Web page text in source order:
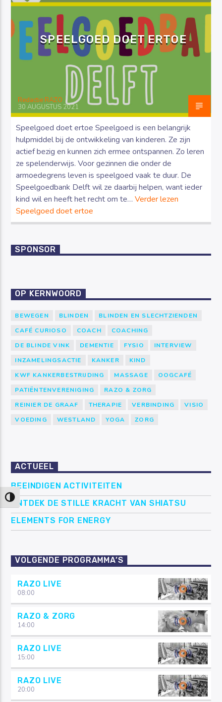
Keuze voor hoog contrast
Luister RAZO online
SPEELGOED DOET ERTOE
Redactie RAZO
30 AUGUSTUS 2021
Speelgoed doet ertoe Speelgoed is een belangrijk
hulpmiddel bij de ontwikkeling van kinderen. Ze zijn
actief bezig en kunnen zich ermee ontspannen. Zo leren
ze spelenderwijs. Voor gezinnen die onder de
armoedegrens leven is speelgoed vaak te duur. De
Speelgoedbank Delft wil ze daarbij helpen, want ieder
kind wil en heeft het recht om te…Verder lezen
Speelgoed doet ertoe
SPONSOR
OP KERNWOORD
BEWEGEN BLINDEN
BLINDEN EN SLECHTZIENDEN
CAFÉ CURIOSO
COACH
COACHING
DE BLINDE VINK
DEMENTIE FYSIO
INTERVIEW
INZAMELINGSACTIE
KANKER
KIND
KWF KANKERBESTRIJDING
MASSAGE
OOGCAFÉ
PATIËNTENVERENIGING
RAZO & ZORG
REINIER DE GRAAF
THERAPIE VERBINDING
VISIO
VOEDING
WESTLAND YOGA ZORG
ACTUEEL
BEEINDIGEN ACTIVITEITEN
ONTDEK DE STILLE KRACHT VAN SHIATSU
ELEMENTS FOR ENERGY
VOLGENDE PROGRAMMA’S
RAZO LIVE
08:00
RAZO & ZORG
14:00
RAZO LIVE
15:00
RAZO LIVE
20:00